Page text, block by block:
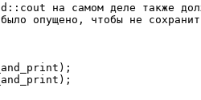
на самом деле также
опущено, чтобы не
) ;
) ;